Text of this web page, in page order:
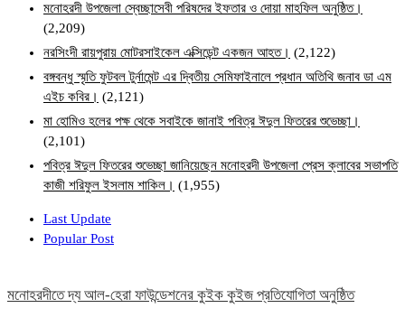
মনোহরদী উপজেলা স্বেচ্ছাসেবী পরিষদের ইফতার ও দোয়া মাহফিল অনুষ্ঠিত।
(2,209)
নরসিংদী রায়পুরায় মোটরসাইকেল এক্সিডেন্ট একজন আহত। (2,122)
বঙ্গবন্ধু স্মৃতি ফুটবল টুর্নামেন্ট এর দ্বিতীয় সেমিফাইনালে প্রধান অতিথি জনাব ডা এম
এইচ কবির। (2,121)
মা হোমিও হলের পক্ষ থেকে সবাইকে জানাই পবিত্র ঈদুল ফিতরের শুভেচ্ছা।
(2,101)
পবিত্র ঈদুল ফিতরের শুভেচ্ছা জানিয়েছেন মনোহরদী উপজেলা প্রেস ক্লাবের সভাপতি
কাজী শরিফুল ইসলাম শাকিল। (1,955)
Last Update
Popular Post
মনোহরদীতে দ্য আল-হেরা ফাউন্ডেশনের কুইক কুইজ প্রতিযোগিতা অনুষ্ঠিত